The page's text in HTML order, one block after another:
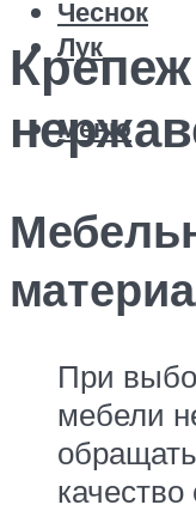
Чеснок
Лук
Меню
При
мебели